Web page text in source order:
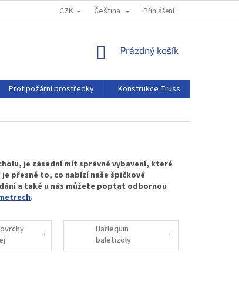
REKLAMAČNÍ ŘÁD
CZK Čeština Přihlášení
NÁKUPNÍ
Prázdný košík
Protipožární prostředky Konstrukce Truss
je zásadní mít správné vybavení, které
přesně to, co nabízí naše špičkové
a také u nás můžete poptat odbornou
.
Harlequin
baletizoly